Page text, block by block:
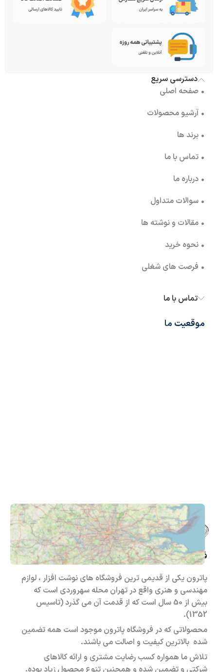
دسترسی سریع
• صفحه اصلی
• آرشیو محصولات
• برند ها
• تماس با ما
• درباره ما
• سوالات متداول
• مقالات و نوشته ها
• نحوه خرید
• فرصت های شغلی
تماس با ما
موقعیت ما
فروشگاه حضوری – اینترنتی پاترون
پاترون یکی از قدیمی ترین فروشگاه های نوشت افزار ، لوازم
مهندسی و هنری واقع در تهران محله سهروردی است که
بیش از 50 سال است که از قدمت آن می گذرد (تاسیس
1352).
محصولاتی که در فروشگاه پاترون موجود است همه تضمین
شده بالاترین کیفیت و اصالت می باشند.
تلاش ما همواره کسب رضایت مشتری و ارائه کالاهای